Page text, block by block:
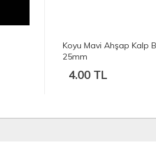
Koyu Mavi Ahşap Kalp
25mm
4.00 TL